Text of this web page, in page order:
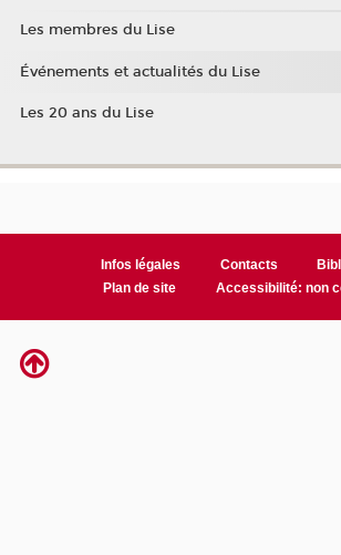
Les membres du Lise
Événements et actualités du Lise
Les 20 ans du Lise
Infos légales Contacts
Plan de site
Accessibilité: non